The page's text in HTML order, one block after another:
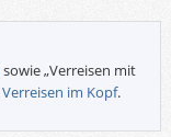
sowie „Verreisen mit
Verreisen im Kopf.